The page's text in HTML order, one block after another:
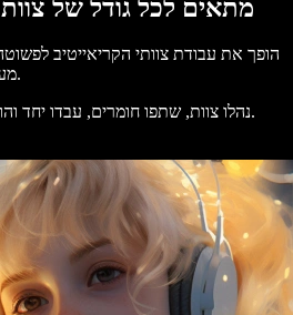
Speechify Studio מתאים לכל גודל של צוות
מעסק בודד ועד צוותים ארגוניים.
נהלו צוות, שתפו חומרים, עבדו יחד והוציאו פרויקטים מהר מאי פעם.